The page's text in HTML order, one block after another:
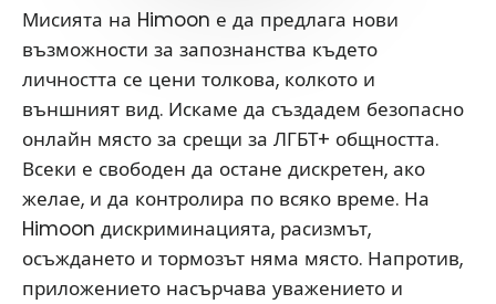
Мисията на Himoon е да предлага нови
възможности за запознанства където
личността се цени толкова, колкото и
външният вид. Искаме да създадем безопасно
онлайн място за срещи за ЛГБТ+ общността.
Всеки е свободен да остане дискретен, ако
желае, и да контролира по всяко време. На
Himoon дискриминацията, расизмът,
осъждането и тормозът няма място. Напротив,
приложението насърчава уважението и